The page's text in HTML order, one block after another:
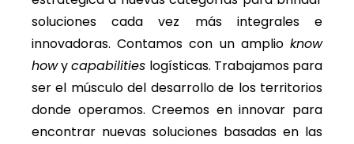
soluciones cada vez más integrales e
innovadoras. Contamos con un amplio know
howycapabilities logísticas. Trabajamos para
ser el músculo del desarrollo de los territorios
donde operamos. Creemos en innovar para
encontrar nuevas soluciones basadas en las